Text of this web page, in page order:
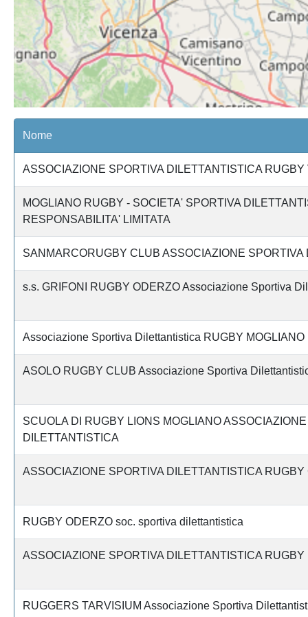
Nome
ASSOCIAZIONE SPORTIVA DILETTANTISTICA
MOGLIANO RUGBY - SOCIETA' SPORTIVA
RESPONSABILITA' LIMITATA
SANMARCORUGBY CLUB ASSOCIAZIONE SPORTIVA
s.s. GRIFONI RUGBY ODERZO Associazione Sportiva
Associazione Sportiva Dilettantistica RUGBY MOGLIANO
ASOLO RUGBY CLUB Associazione Sportiva
SCUOLA DI RUGBY LIONS MOGLIANO
DILETTANTISTICA
ASSOCIAZIONE SPORTIVA DILETTANTISTICA RUGBY
RUGBY ODERZO soc. sportiva dilettantistica
ASSOCIAZIONE SPORTIVA DILETTANTISTICA RUGBY
RUGGERS TARVISIUM Associazione Sportiva